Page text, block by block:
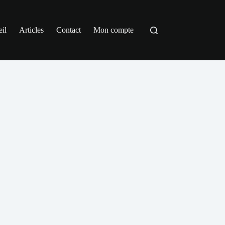
Articles Contact Mon compte